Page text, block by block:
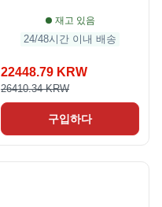
재고 있음
24/48시간 이내 배송
22448.79 KRW
26410.34 KRW
구입하다